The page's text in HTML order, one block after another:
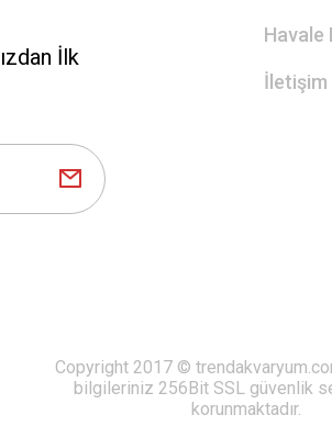
İlk
Havale
İletişim
Copyright 2017 ©
bilgileriniz 256Bit SSL güvenlik
korunmaktadır.